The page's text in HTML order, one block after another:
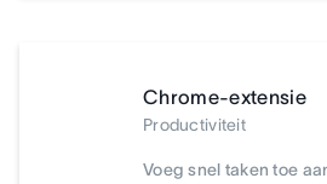
Chrome-extensie
Productiviteit
Voeg snel taken toe